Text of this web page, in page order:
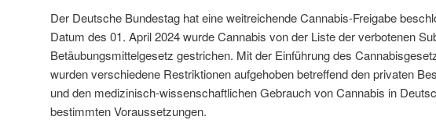
Der Deutsche Bundestag hat eine weitreichende Cannabis-Freigabe
Datum des 01. April 2024 wurde Cannabis von der Liste der verbotenen
Betäubungsmittelgesetz gestrichen. Mit der Einführung des
wurden verschiedene Restriktionen aufgehoben betreffend den privaten
und den medizinisch-wissenschaftlichen Gebrauch von Cannabis in
bestimmten Voraussetzungen.